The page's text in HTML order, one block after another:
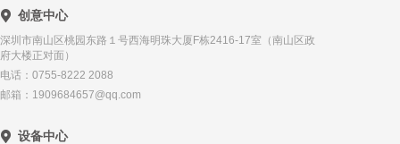
创意中心
深圳市南山区桃园东路１号西海明珠大厦F栋2416-17室（南山区政
府大楼正对面）
电话：0755-8222 2088
邮箱：1909684657@qq.com
设备中心